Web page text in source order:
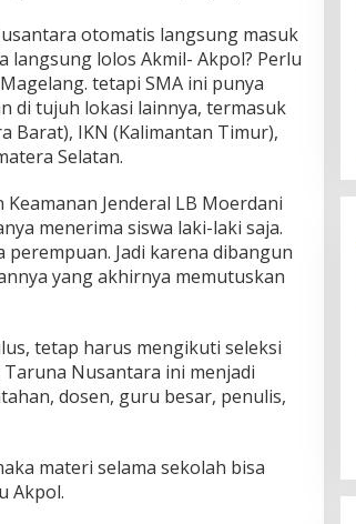
otomatis langsung masuk
langsung lolos Akmil- Akpol? Perlu
tetapi SMA ini punya
di tujuh lokasi lainnya, termasuk
Barat), IKN (Kalimantan Timur),
Selatan.
Jenderal LB Moerdani
menerima siswa laki-laki saja.
Jadi karena dibangun
yang akhirnya memutuskan
tetap harus mengikuti seleksi
Taruna Nusantara ini menjadi
dosen, guru besar, penulis,
materi selama sekolah bisa
Akpol.
Himpunan Wanita UNPARI Salurkan
Bantuan bagi Korban Kebakaran
di Jawa Kanan SS